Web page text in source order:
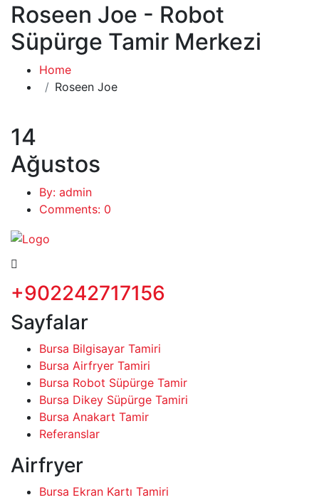
Roseen Joe - Robot
Süpürge Tamir Merkezi
Home
Roseen Joe
14
Ağustos
By: admin
Comments: 0
+902242717156
Sayfalar
Bursa Bilgisayar Tamiri
Bursa Airfryer Tamiri
Bursa Robot Süpürge Tamir
Bursa Dikey Süpürge Tamiri
Bursa Anakart Tamir
Referanslar
Airfryer
Bursa Ekran Kartı Tamiri